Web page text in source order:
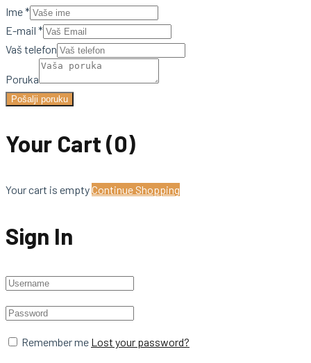
Ime*
E-mail *
Vaš telefon
Poruka
Pošalji poruku
Your Cart (0)
Your cart is emptyContinue Shopping
Sign In
Remember me Lost your password?